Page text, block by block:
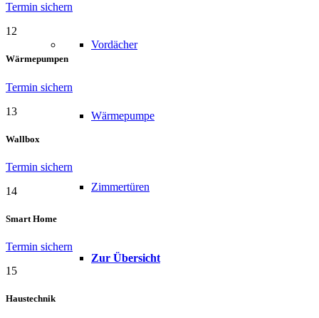
Vordächer
Wärmepumpe
Zimmertüren
Zur Übersicht
Termin sichern
12
Wärmepumpen
Termin sichern
13
Wallbox
Termin sichern
14
Smart Home
Termin sichern
15
Haustechnik